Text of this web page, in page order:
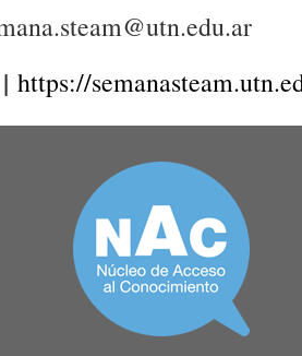
| https://